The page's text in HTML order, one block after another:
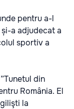
pentru a-l
a adjudecat a
sportiv a
din
România. El
la